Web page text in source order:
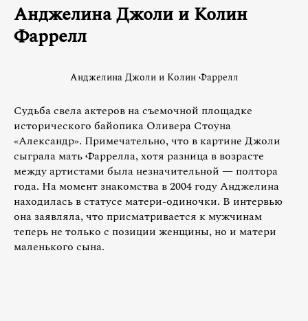
Анджелина Джоли и Колин
Фаррелл
Анджелина Джоли и Колин Фаррелл
Судьба свела актеров на съемочной площадке
исторического байопика Оливера Стоуна
«Александр». Примечательно, что в картине Джоли
сыграла мать Фаррелла, хотя разница в возрасте
между артистами была незначительной — полтора
года. На момент знакомства в 2004 году Анджелина
находилась в статусе матери-одиночки. В интервью
она заявляла, что присматривается к мужчинам
теперь не только с позиции женщины, но и матери
маленького сына.